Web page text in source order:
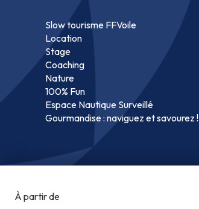
Slow tourisme FFVoile
Location
Stage
Coaching
Nature
100% Fun
Espace Nautique Surveillé
Gourmandise : naviguez et savourez !